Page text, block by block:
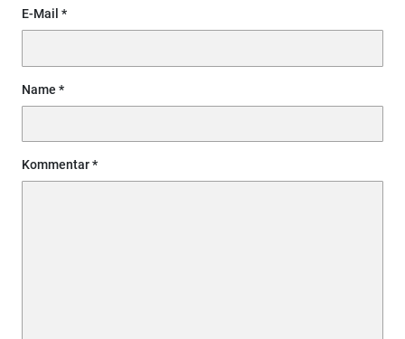
E-Mail
Name
Kommentar